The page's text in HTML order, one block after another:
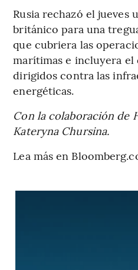
Rusia rechazó el jueves
británico para una
que cubriera las
marítimas e incluyera el
dirigidos contra las
energéticas.
Con la colaboración de
Kateryna Chursina.
Lea más en